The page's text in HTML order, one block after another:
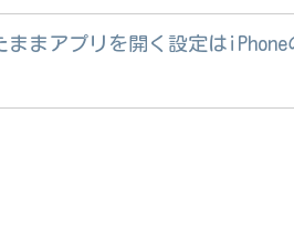
ままアプリを開く設定は